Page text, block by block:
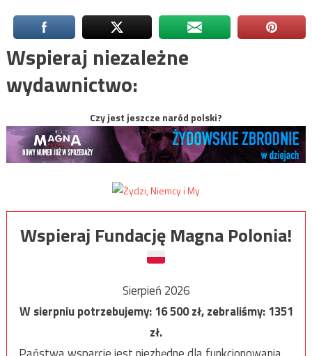
Wspieraj niezależne
wydawnictwo:
Czy jest jeszcze naród polski?
Wspieraj Fundację Magna Polonia!
Sierpień 2026
W sierpniu potrzebujemy:16 500zł, zebraliśmy:1351
zł.